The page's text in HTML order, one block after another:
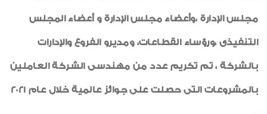
مجلس الإدارة ،وأعضاء مجلس الإدارة و أعضاء المجلس
التنفيذى ،ورؤساء القطاعات، ومديرو الفروع والإدارات
بالشركة ، تم تكريم عدد من مهندسى الشركة العاملين
بالمشروعات التى حصلت على جوائز عالمية خلال عام 2021